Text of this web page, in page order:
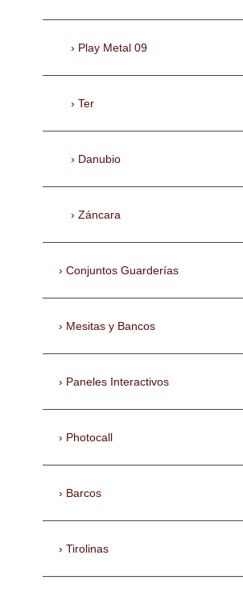
Play Metal 09
Ter
Danubio
Záncara
Conjuntos Guarderías
Mesitas y Bancos
Paneles Interactivos
Photocall
Barcos
Tirolinas